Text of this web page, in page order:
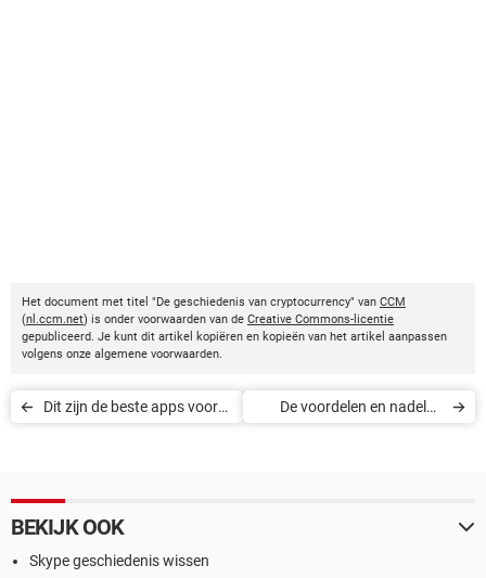
Het document met titel "De geschiedenis van cryptocurrency" van CCM
(nl.ccm.net) is onder voorwaarden van de Creative Commons-licentie
gepubliceerd. Je kunt dit artikel kopiëren en kopieën van het artikel aanpassen
volgens onze algemene voorwaarden.
Dit zijn de beste apps voor
De voordelen en nadelen
BEKIJK OOK
Skype geschiedenis wissen